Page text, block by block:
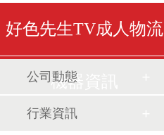
好色先生TV成人物流
機器資訊
公司動態
行業資訊